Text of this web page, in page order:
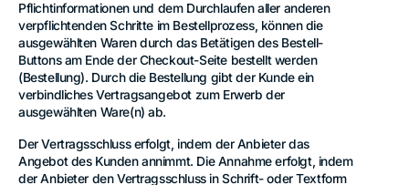
Pflichtinformationen und dem Durchlaufen aller anderen
verpflichtenden Schritte im Bestellprozess, können die
ausgewählten Waren durch das Betätigen des Bestell-
Buttons am Ende der Checkout-Seite bestellt werden
(Bestellung). Durch die Bestellung gibt der Kunde ein
verbindliches Vertragsangebot zum Erwerb der
ausgewählten Ware(n) ab.
Der Vertragsschluss erfolgt, indem der Anbieter das
Angebot des Kunden annimmt. Die Annahme erfolgt, indem
der Anbieter den Vertragsschluss in Schrift- oder Textform